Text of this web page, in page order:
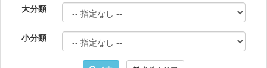
大分類
小分類